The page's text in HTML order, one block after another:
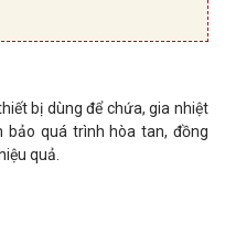
bị dùng để chứa, gia nhiệt
quá trình hòa tan, đồng
quả.